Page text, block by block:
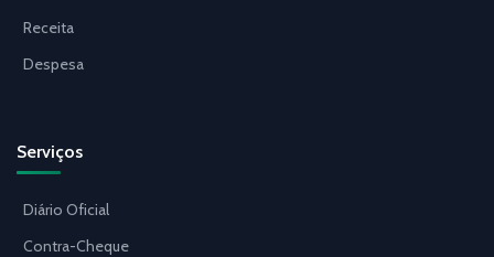
Receita
Despesa
Serviços
Diário Oficial
Contra-Cheque